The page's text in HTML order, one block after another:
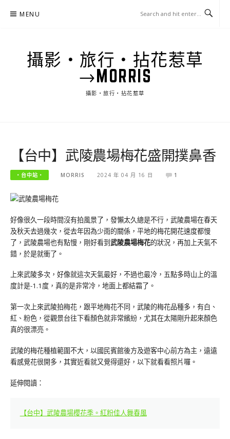
MENU
攝影‧旅行‧拈花惹草
→MORRIS
攝影‧旅行‧拈花惹草
【台中】武陵農場梅花盛開撲鼻香
‧台中站‧ MORRIS 2024 年 04 月 16 日 1
好像很久一段時間沒有拍風景了，發懶太久總是不行，武陵農場在春天
及秋天去過幾次，從去年因為少雨的關係，平地的梅花開花速度都慢
了，武陵農場也有點慢，剛好看到武陵農場梅花的狀況，再加上天氣不
錯，於是就衝了。
上來武陵多次，好像就這次天氣最好，不過也最冷，五點多時山上的溫
度計是-1.1度，真的是非常冷，地面上都結霜了。
第一次上來武陵拍梅花，跟平地梅花不同，武陵的梅花品種多，有白、
紅、粉色，從觀景台往下看顏色就非常繽紛，尤其在太陽剛升起來顏色
真的很漂亮。
武陵的梅花種植範圍不大，以國民賓館後方及遊客中心前方為主，遠遠
看感覺花很開多，其實近看就又覺得還好，以下就看看照片囉。
延伸閱讀：
【台中】武陵農場櫻花季。紅粉佳人舞春風